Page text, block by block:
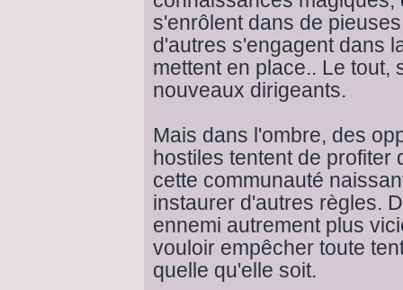
s'enrôlent dans de
d'autres s'engagent dans
mettent en place.. Le tout,
nouveaux dirigeants.
Mais dans l'ombre, des
hostiles tentent de profiter
cette communauté
instaurer d'autres règles.
ennemi autrement plus
vouloir empêcher toute
quelle qu'elle soit.